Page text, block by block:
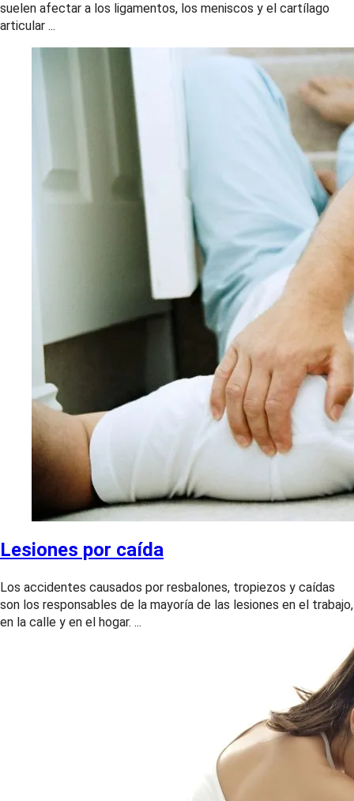
suelen afectar a los ligamentos, los meniscos y el cartílago
articular ...
Lesiones por caída
Los accidentes causados por resbalones, tropiezos y caídas
son los responsables de la mayoría de las lesiones en el trabajo,
en la calle y en el hogar. ...